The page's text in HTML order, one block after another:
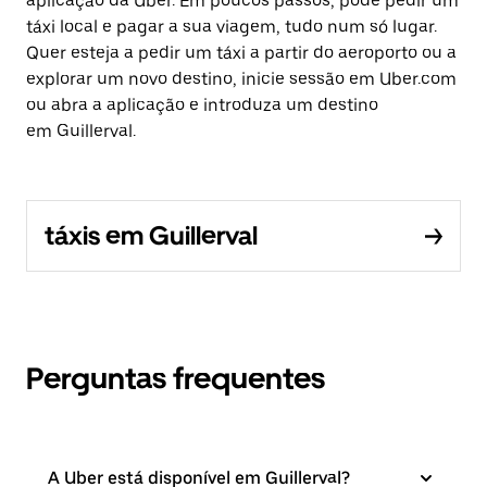
táxi local e pagar a sua viagem, tudo num só lugar.
Quer esteja a pedir um táxi a partir do aeroporto ou a
explorar um novo destino, inicie sessão em Uber.com
ou abra a aplicação e introduza um destino
em Guillerval.
táxis em Guillerval
Perguntas frequentes
A Uber está disponível em Guillerval?